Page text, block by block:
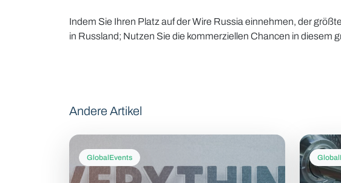
Indem Sie Ihren Platz auf der Wire Russia einnehmen, der
in Russland; Nutzen Sie die kommerziellen Chancen in diesem
Andere Artikel
GlobalEvents